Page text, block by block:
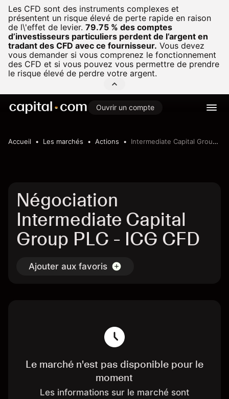
Les CFD sont des instruments complexes et
présentent un risque élevé de perte rapide en raison
de l\'effet de levier. 79.75 % des comptes
d’investisseurs particuliers perdent de l’argent en
tradant des CFD avec ce fournisseur. Vous devez
vous demander si vous comprenez le fonctionnement
des CFD et si vous pouvez vous permettre de prendre
le risque élevé de perdre votre argent.
Ouvrir un compte
Accueil Les marchés Actions Intermediate Capital Group PLC
Négociation
Intermediate Capital
Group PLC - ICG CFD
Ajouter aux favoris
Le marché n'est pas disponible pour le
moment
Les informations sur le marché sont